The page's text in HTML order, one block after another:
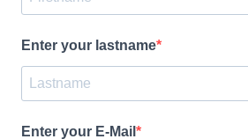
Enter your lastname
Enter your E-Mail